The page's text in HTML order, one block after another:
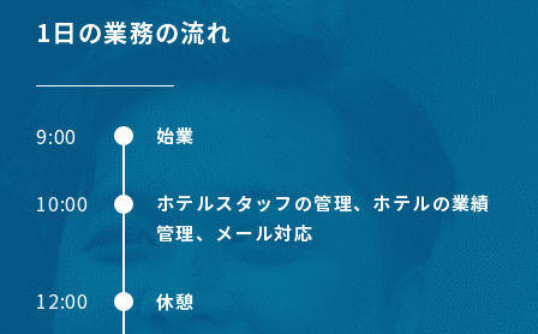
1日の業務の流れ
9:00 始業
10:00
ホテルスタッフの管理、ホテルの業績
管理、メール対応
12:00 休憩